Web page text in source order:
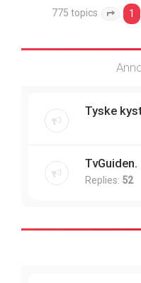
775 topics Page 1
1
Tyske
TvGuiden.
Replies: 52